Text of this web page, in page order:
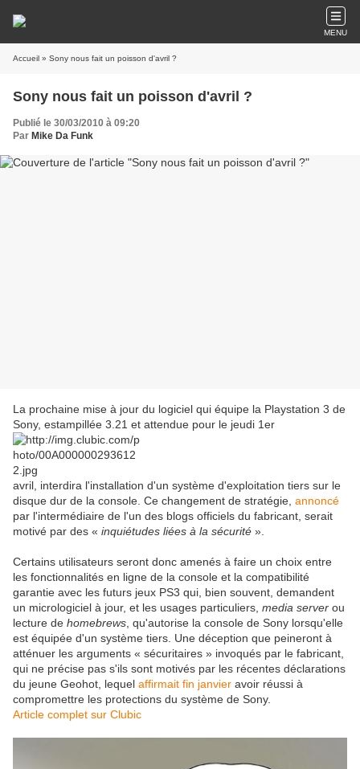
MENU
Accueil » Sony nous fait un poisson d'avril ?
Sony nous fait un poisson d'avril ?
Publié le 30/03/2010 à 09:20
Par Mike Da Funk
La prochaine mise à jour du logiciel qui équipe la Playstation 3 de
Sony, estampillée 3.21 et attendue pour le jeudi 1er
avril, interdira l'installation d'un système d'exploitation tiers sur le
disque dur de la console. Ce changement de stratégie, annoncé
par l'intermédiaire de l'un des blogs officiels du fabricant, serait
motivé par des « inquiétudes liées à la sécurité ».
Certains utilisateurs seront donc amenés à faire un choix entre
les fonctionnalités en ligne de la console et la compatibilité
garantie avec les futurs jeux PS3 qui, bien souvent, demandent
un micrologiciel à jour, et les usages particuliers, media server ou
lecture de homebrews , qu'autorise la console de Sony lorsqu'elle
est équipée d'un système tiers. Une déception que peineront à
atténuer les arguments « sécuritaires » invoqués par le fabricant,
qui ne précise pas s'ils sont motivés par les récentes déclarations
du jeune Geohot, lequel affirmait fin janvier avoir réussi à
compromettre les protections du système de Sony.
Article complet sur Clubic